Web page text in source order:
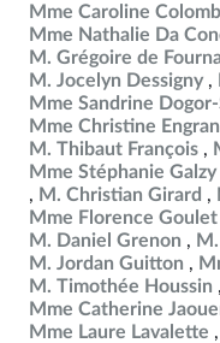
Mme Caroline
Mme Nathalie Da
M. Grégoire de
M. Jocelyn Dessigny
Mme Sandrine
Mme Christine
M. Thibaut François
Mme Stéphanie Galzy
M. Christian Girard
Mme Florence Goulet
M. Daniel Grenon
M. Jordan Guitton
M. Timothée Houssin
Mme Catherine
Mme Laure Lavalette